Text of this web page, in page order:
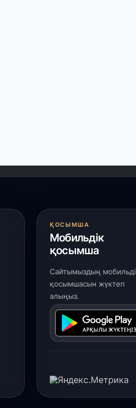
ҚОСЫМША
Мобильдік
қосымша
Сайтымыздың мобильді
қосымшасын жүктеп
алыңыз.